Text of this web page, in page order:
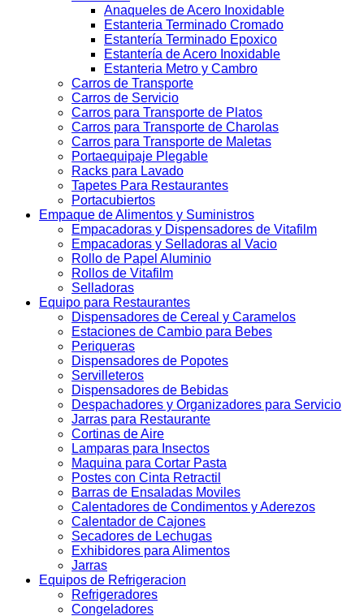
Anaqueles de Acero Inoxidable
Estanteria Terminado Cromado
Estantería Terminado Epoxico
Estantería de Acero Inoxidable
Estanteria Metro y Cambro
Carros de Transporte
Carros de Servicio
Carros para Transporte de Platos
Carros para Transporte de Charolas
Carros para Transporte de Maletas
Portaequipaje Plegable
Racks para Lavado
Tapetes Para Restaurantes
Portacubiertos
Empaque de Alimentos y Suministros
Empacadoras y Dispensadores de Vitafilm
Empacadoras y Selladoras al Vacio
Rollo de Papel Aluminio
Rollos de Vitafilm
Selladoras
Equipo para Restaurantes
Dispensadores de Cereal y Caramelos
Estaciones de Cambio para Bebes
Periqueras
Dispensadores de Popotes
Servilleteros
Dispensadores de Bebidas
Despachadores y Organizadores para Servicio
Jarras para Restaurante
Cortinas de Aire
Lamparas para Insectos
Maquina para Cortar Pasta
Postes con Cinta Retractil
Barras de Ensaladas Moviles
Calentadores de Condimentos y Aderezos
Calentador de Cajones
Secadores de Lechugas
Exhibidores para Alimentos
Jarras
Equipos de Refrigeracion
Refrigeradores
Congeladores